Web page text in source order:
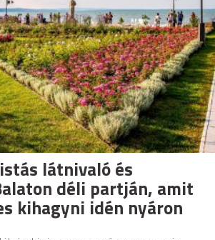
látnivaló és
déli partján, amit
kihagyni idén nyáron